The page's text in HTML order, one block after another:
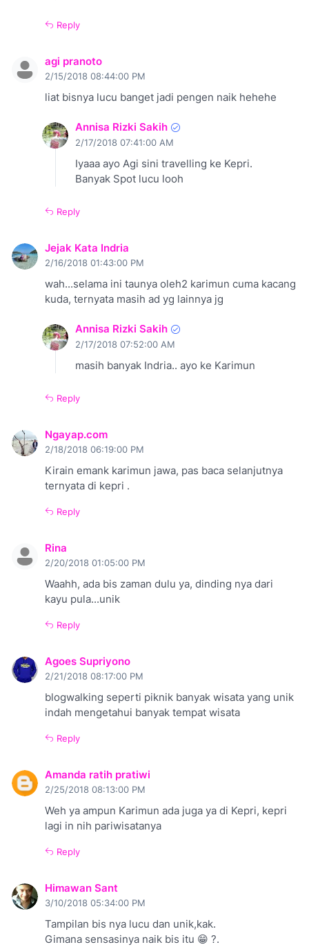
Reply
agi pranoto
2/15/2018 08:44:00 PM
liat bisnya lucu banget jadi pengen naik hehehe
Annisa Rizki Sakih
2/17/2018 07:41:00 AM
Iyaaa ayo Agi sini travelling ke Kepri.
Banyak Spot lucu looh
Reply
Jejak Kata Indria
2/16/2018 01:43:00 PM
wah...selama ini taunya oleh2 karimun cuma kacang
kuda, ternyata masih ad yg lainnya jg
Annisa Rizki Sakih
2/17/2018 07:52:00 AM
masih banyak Indria.. ayo ke Karimun
Reply
Ngayap.com
2/18/2018 06:19:00 PM
Kirain emank karimun jawa, pas baca selanjutnya
ternyata di kepri .
Reply
Rina
2/20/2018 01:05:00 PM
Waahh, ada bis zaman dulu ya, dinding nya dari
kayu pula...unik
Reply
Agoes Supriyono
2/21/2018 08:17:00 PM
blogwalking seperti piknik banyak wisata yang unik
indah mengetahui banyak tempat wisata
Reply
Amanda ratih pratiwi
2/25/2018 08:13:00 PM
Weh ya ampun Karimun ada juga ya di Kepri, kepri
lagi in nih pariwisatanya
Reply
Himawan Sant
3/10/2018 05:34:00 PM
Tampilan bis nya lucu dan unik,kak.
Gimana sensasinya naik bis itu 😁 ?.